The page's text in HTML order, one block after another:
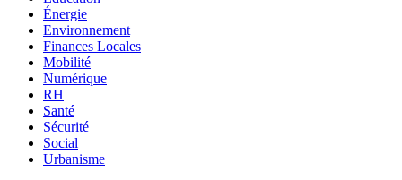
Énergie
Environnement
Finances Locales
Mobilité
Numérique
RH
Santé
Sécurité
Social
Urbanisme